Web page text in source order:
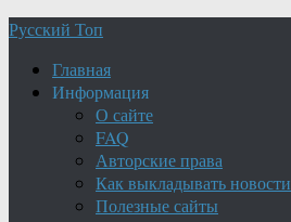
Русский Топ
Главная
Информация
О сайте
FAQ
Авторские права
Как выкладывать новости
Полезные сайты